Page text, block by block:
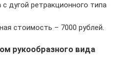
дугой ретракционного типа
стоимость – 7000 рублей.
рукообразного вида